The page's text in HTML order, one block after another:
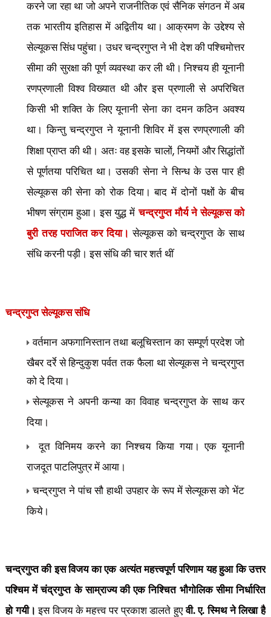
करने जा रहा था जो अपने राजनीतिक एवं सैनिक संगठन में अब
तक भारतीय इतिहास में अद्वितीय था। आक्रमण के उद्देश्य से
सेल्यूकस सिंध पहुंचा। उधर चन्द्रगुप्त ने भी देश की पश्चिमोत्तर
सीमा की सुरक्षा की पूर्ण व्यवस्था कर ली थी। निश्चय ही यूनानी
रणप्रणाली विश्व विख्यात थी और इस प्रणाली से अपरिचित
किसी भी शक्ति के लिए यूनानी सेना का दमन कठिन अवश्य
था। किन्तु चन्द्रगुप्त ने यूनानी शिविर में इस रणप्रणाली की
शिक्षा प्राप्त की थी। अतः वह इसके चालों,नियमों और सिद्धांतों
से पूर्णतया परिचित था। उसकी सेना ने सिन्ध के उस पार ही
सेल्यूकस की सेना को रोक दिया। बाद में दोनों पक्षों के बीच
भीषण संग्राम हुआ। इस युद्ध मेंचन्द्रगुप्त मौर्य ने सेल्यूकस को
बुरी तरह पराजित कर दिया। सेल्यूकस को चन्द्रगुप्त के साथ
संधि करनी पड़ी। इस संधि की चार शर्त थीं
चन्द्रगुप्त सेल्यूकस संधि
वर्तमान अफगानिस्तान तथा बलूचिस्तान का सम्पूर्ण प्रदेश जो
खैबर दर्रे से हिन्दुकुश पर्वत तक फैला थासेल्यूकस ने चन्द्रगुप्त
को दे दिया।
सेल्यूकस ने अपनी कन्या का विवाह चन्द्रगुप्त के साथ कर
दिया।
दूत विनिमय करने का निश्चय किया गया। एक यूनानी
राजदूत पाटलिपुत्र में आया।
चन्द्रगुप्त ने पांच सौ हाथी उपहार के रूप में सेल्यूकस को भेंट
किये।
चन्द्रगुप्त की इस विजय का एक अत्यंत महत्त्वपूर्ण परिणाम यह हुआ कि उत्तर
पश्चिम में चंद्रगुप्त के साम्राज्य की एक निश्चित भौगोलिक सीमा निर्धारित
हो गयी। इस विजय के महत्त्व पर प्रकाश डालते हुएवी. ए. स्मिथ ने लिखा है